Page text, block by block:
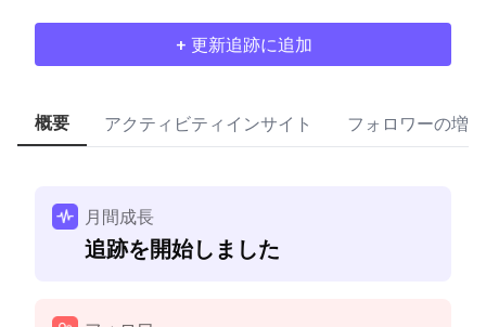
+ 更新追跡に追加
概要 アクティビティインサイト フォロワーの増加
月間成長
追跡を開始しました